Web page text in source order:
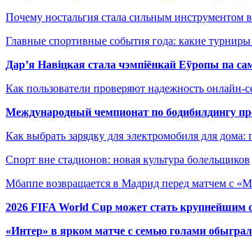
Почему ностальгия стала сильным инструментом
Главные спортивные события года: какие
Дар’я Навіцкая стала чэмпіёнкай Еўропы па
Как пользователи проверяют надежность онлайн-
Международный чемпионат по бодибилдингу
Как выбрать зарядку для электромобиля для дома:
Спорт вне стадионов: новая культура болельщиков
Мбаппе возвращается в Мадрид перед матчем с
2026 FIFA World Cup может стать крупнейшим
«Интер» в ярком матче с семью голами